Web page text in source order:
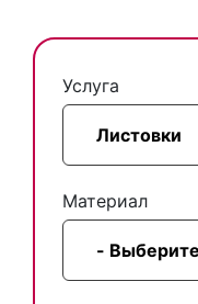
Услуга
Материал